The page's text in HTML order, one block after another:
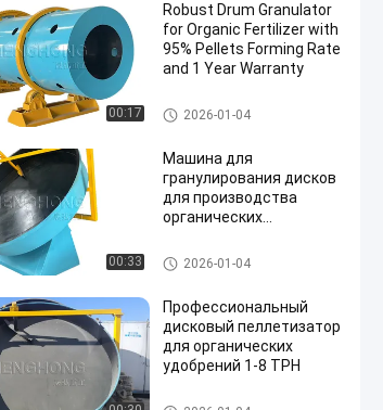
00:17
Robust Drum Granulator
for Organic Fertilizer with
95% Pellets Forming Rate
and 1 Year Warranty
гранулятор органического уд
обрения
2026-01-04
00:33
Машина для
гранулирования дисков
для производства
органических
работы и технические
характеристики
гранулятор органического уд
обрения
2026-01-04
Профессиональный
дисковый пеллетизатор
для органических
удобрений 1-8 TPH
гранулятор органического уд